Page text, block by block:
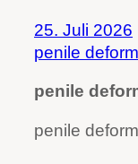
25. Juli 2026
penile
penile
penile